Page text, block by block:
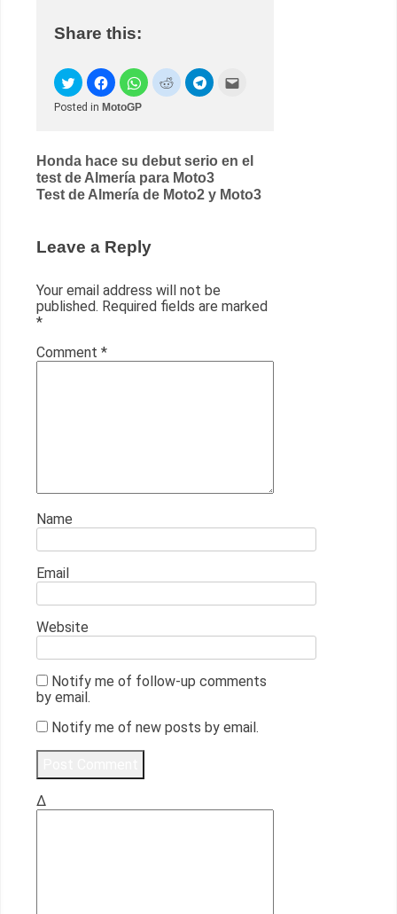
Share this:
Posted in MotoGP
Post
navigation
Honda hace su debut serio en el
test de Almería para Moto3
Test de Almería de Moto2 y Moto3
Leave a Reply
Your email address will not be
published. Required fields are marked
*
Comment *
Name
Email
Website
Notify me of follow-up comments
by email.
Notify me of new posts by email.
Δ